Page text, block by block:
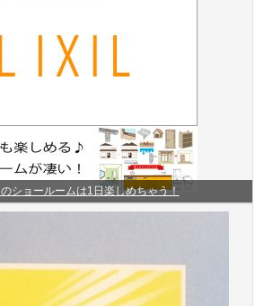
のショールームは1日楽しめちゃう！